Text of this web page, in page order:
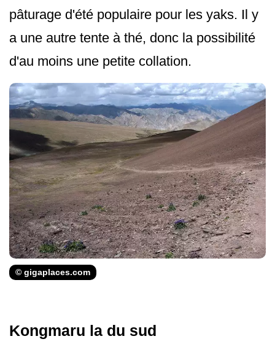
pâturage d'été populaire pour les yaks. Il y
a une autre tente à thé, donc la possibilité
d'au moins une petite collation.
© gigaplaces.com
Kongmaru la du sud